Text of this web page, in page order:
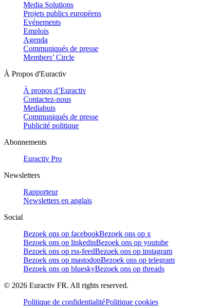
Media Solutions
Projets publics européens
Evénements
Emplois
Agenda
Communiqués de presse
Members’ Circle
À Propos d'Euractiv
À propos d’Euractiv
Contactez-nous
Mediahuis
Communiqués de presse
Publicité politique
Abonnements
Euractiv Pro
Newsletters
Rapporteur
Newsletters en anglais
Social
Bezoek ons op facebookBezoek ons op x
Bezoek ons op linkedinBezoek ons op youtube
Bezoek ons op rss-feedBezoek ons op instagram
Bezoek ons op mastodonBezoek ons op telegram
Bezoek ons op blueskyBezoek ons op threads
© 2026 Euractiv FR. All rights reserved.
Politique de confidentialitéPolitique cookies